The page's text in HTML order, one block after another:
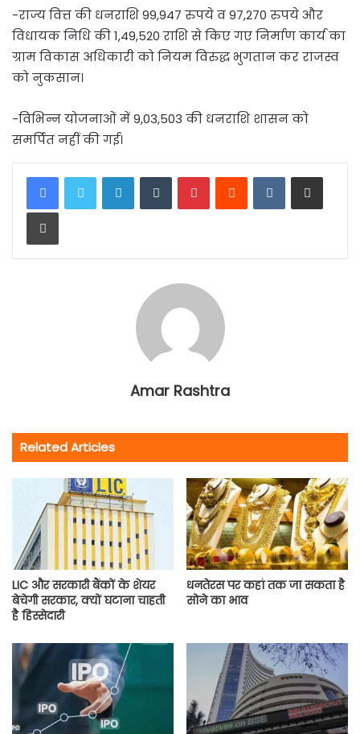
-राज्य वित्त की धनराशि 99,947 रुपये व 97,270 रुपये और
विधायक निधि की 1,49,520 राशि से किए गए निर्माण कार्य का
ग्राम विकास अधिकारी को नियम विरुद्ध भुगतान कर राजस्व
को नुकसान।
-विभिन्न योजनाओं में 9,03,503 की धनराशि शासन को
समर्पित नहीं की गई।
LinkedInTumblrPinterestReddit VKontakteShare via Email
Print
Amar Rashtra
Related Articles
LIC और सरकारी बैंकों के शेयर
बेचेगी सरकार, क्यों घटाना चाहती
है हिस्सेदारी
धनतेरस पर कहां तक जा सकता है
सोने का भाव